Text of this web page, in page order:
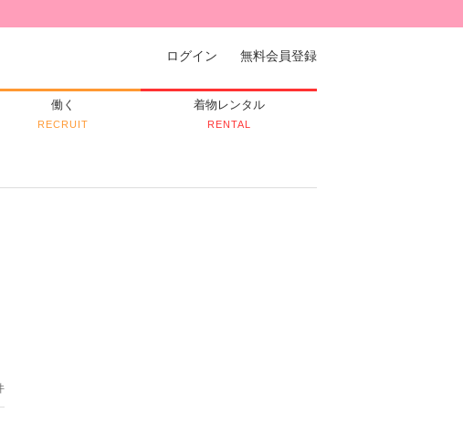
ログイン 無料会員登録
働く
RECRUIT
着物レンタル
RENTAL